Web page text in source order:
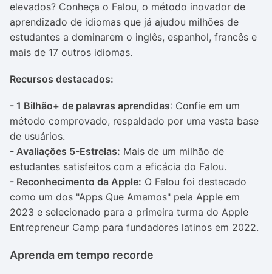
elevados? Conheça o Falou, o método inovador de
aprendizado de idiomas que já ajudou milhões de
estudantes a dominarem o inglês, espanhol, francês e
mais de 17 outros idiomas.
Recursos destacados:
- 1 Bilhão+ de palavras aprendidas: Confie em um
método comprovado, respaldado por uma vasta base
de usuários.
- Avaliações 5-Estrelas: Mais de um milhão de
estudantes satisfeitos com a eficácia do Falou.
- Reconhecimento da Apple: O Falou foi destacado
como um dos "Apps Que Amamos" pela Apple em
2023 e selecionado para a primeira turma do Apple
Entrepreneur Camp para fundadores latinos em 2022.
Aprenda em tempo recorde